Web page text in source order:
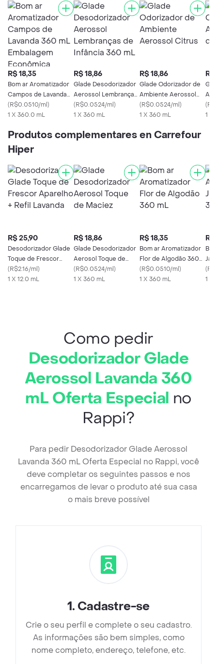
R$ 18,35
Bom ar Aromatizador
Campos de Lavanda
360 mL Embalagem
Econômica
(R$0.0510/ml)
1 X 360.0 mL
R$ 18,86
Glade Desodorizador
Aerossol Lembranças
de Infância 360 mL
(R$0.0524/ml)
1 X 360 mL
R$ 18,86
Glade Odorizador de
Ambiente Aerossol
Citrus
(R$0.0524/ml)
1 X 360 mL
R$
(
1 X
Produtos complementares en Carrefour
Hiper
R$ 25,90
Desodorizador Glade
Toque de Frescor
Aparelho + Refil
Lavanda
(R$2.16/ml)
1 X 12.0 mL
R$ 18,86
Glade Desodorizador
Aerosol Toque de
Maciez
(R$0.0524/ml)
1 X 360 mL
R$ 18,35
Bom ar Aromatizador
Flor de Algodão 360
mL
(R$0.0510/ml)
1 X 360 mL
R$
mL
(
1 X
Como pedir
Desodorizador Glade
Aerossol Lavanda 360
mL Oferta Especial no
Rappi?
Para pedir Desodorizador Glade Aerossol
Lavanda 360 mL Oferta Especial no Rappi, você
deve completar os seguintes passos e nos
encarregamos de levar o produto até sua casa
o mais breve possível
1. Cadastre-se
Crie o seu perfil e complete o seu cadastro.
As informações são bem simples, como
nome completo, endereço, telefone, etc.